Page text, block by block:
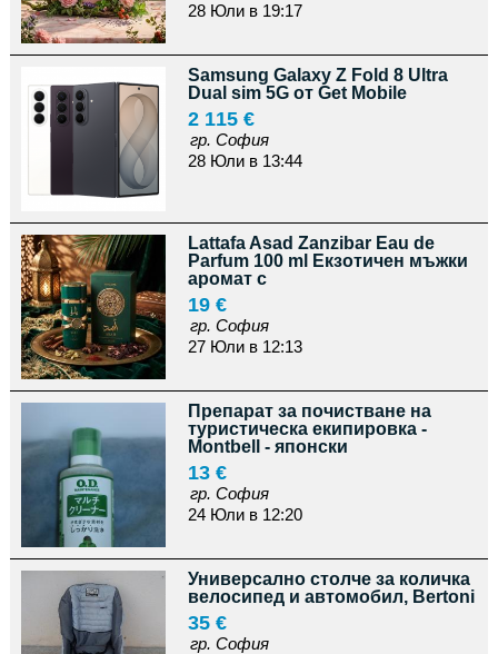
28 Юли в 19:17
Samsung Galaxy Z Fold 8 Ultra
Dual sim 5G от Get Mobile
2 115 €
гр. София
28 Юли в 13:44
Lattafa Asad Zanzibar Eau de
Parfum 100 ml Екзотичен мъжки
аромат с
19 €
гр. София
27 Юли в 12:13
Препарат за почистване на
туристическа екипировка -
Montbell - японски
13 €
гр. София
24 Юли в 12:20
Универсално столче за количка
велосипед и автомобил, Bertoni
35 €
гр. София